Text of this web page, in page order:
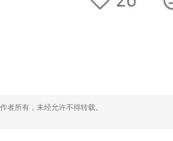
者所有，未经允许不得转载。